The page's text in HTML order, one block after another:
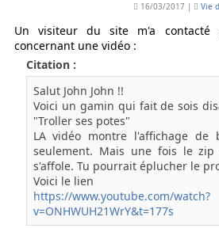
16/03/2017 | Vie
Un visiteur du site m'a contacté
concernant une vidéo :
Citation :
Salut John John !!
Voici un gamin qui fait de sois
"Troller ses potes"
LA vidéo montre l'affichage de
seulement. Mais une fois le zip
s'affole. Tu pourrait éplucher le
Voici le lien
https://www.youtube.com/watch?
v=ONHWUH21WrY&t=177s